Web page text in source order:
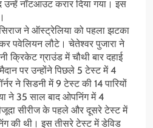
नॉटआउट करार दिया गया। इस
ने ऑस्ट्रेलिया को पहला झटका
पवेलियन लौटे। चेतेश्वर पुजारा ने
क्रिकेट ग्राउंड में चौथी बार दहाई
पर उन्होंने पिछले 5 टेस्ट में 4
ने सिडनी में 9 टेस्ट की 14 पारियों
ने 35 साल बाद ओपनिंग में 4
सीरीज के पहले और दूसरे टेस्ट में
की थी। इस तीसरे टेस्ट में डेविड